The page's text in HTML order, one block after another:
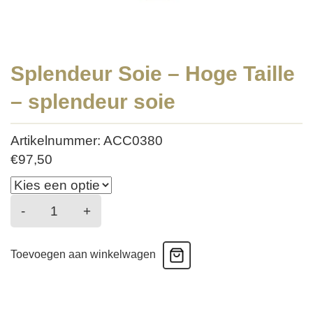
Splendeur Soie – Hoge Taille
– splendeur soie
Artikelnummer: ACC0380
€97,50
-
Splendeur
Hoge
+
Toevoegen aan winkelwagen